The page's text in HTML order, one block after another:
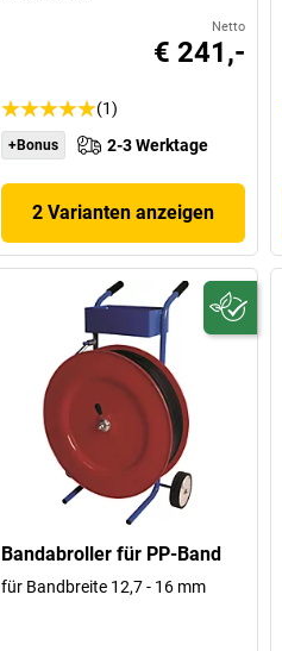
Netto
€ 241,-
(1)
+Bonus 2-3 Werktage
2 Varianten anzeigen
Bandabroller für PP-Band
für Bandbreite 12,7 - 16 mm